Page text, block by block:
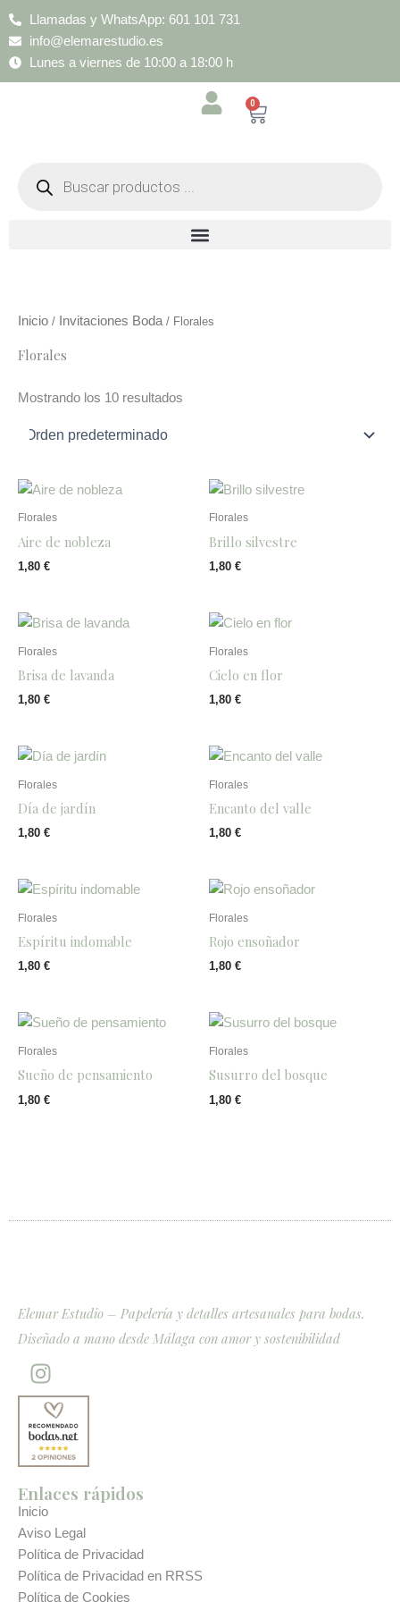
Llamadas y WhatsApp: 601 101 731
info@elemarestudio.es
Lunes a viernes de 10:00 a 18:00 h
0
Cart
productos
Inicio / Invitaciones Boda/ Florales
Florales
Mostrando los 10 resultados
Florales
Aire de nobleza
1,80 €
Florales
Brillo silvestre
1,80 €
Florales
Brisa de lavanda
1,80 €
Florales
Cielo en flor
1,80 €
Florales
Día de jardín
1,80 €
Florales
Encanto del valle
1,80 €
Florales
Espíritu indomable
1,80 €
Florales
Rojo ensoñador
1,80 €
Florales
Sueño de pensamiento
1,80 €
Florales
Susurro del bosque
1,80 €
Elemar Estudio – Papelería y detalles artesanales para bodas.
Diseñado a mano desde Málaga con amor y sostenibilidad
I
n
s
t
a
g
r
a
m
Enlaces rápidos
Inicio
Aviso Legal
Política de Privacidad
Política de Privacidad en RRSS
Política de Cookies